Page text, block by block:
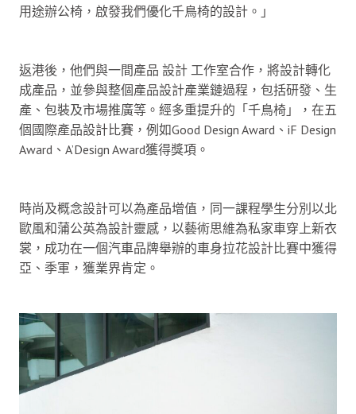
用途辦公椅，啟發我們優化千鳥椅的設計。」
返港後，他們與一間產品 設計 工作室合作，將設計轉化
成產品，並參與整個產品設計產業鏈過程，包括研發、生
產、包裝及市場推廣等。經多重提升的「千鳥椅」，在五
個國際產品設計比賽，例如Good Design Award、iF Design
Award、A’Design Award獲得獎項。
時尚及概念設計可以為產品增值，同一課程學生分別以北
歐風和蒲公英為設計靈感，以藝術思維為私家車穿上新衣
裳，成功在一個汽車品牌舉辦的車身拉花設計比賽中獲得
亞、季軍，獲業界肯定。